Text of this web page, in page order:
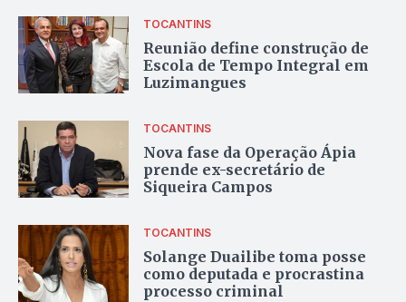
TOCANTINS
Reunião define construção de
Escola de Tempo Integral em
Luzimangues
TOCANTINS
Nova fase da Operação Ápia
prende ex-secretário de
Siqueira Campos
TOCANTINS
Solange Duailibe toma posse
como deputada e procrastina
processo criminal